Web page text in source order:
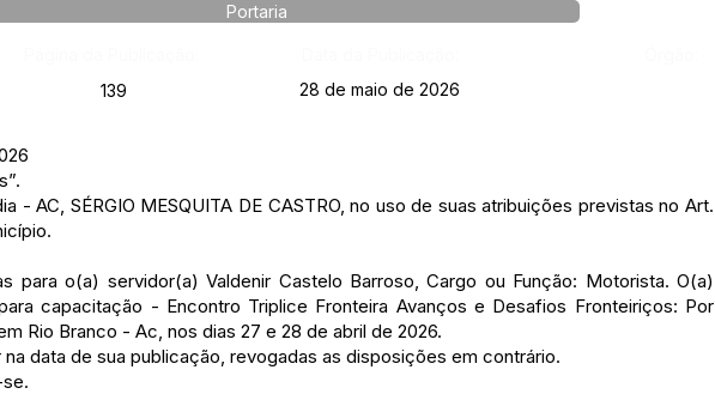
Portaria
139 28 de maio de 2026
- AC, SÉRGIO MESQUITA DE CASTRO, no uso de suas atribuições previstas no Art.
para o(a) servidor(a) Valdenir Castelo Barroso, Cargo ou Função: Motorista. O(a)
capacitação - Encontro Triplice Fronteira Avanços e Desafios Fronteiriços: Por
Rio Branco - Ac, nos dias 27 e 28 de abril de 2026.
data de sua publicação, revogadas as disposições em contrário.